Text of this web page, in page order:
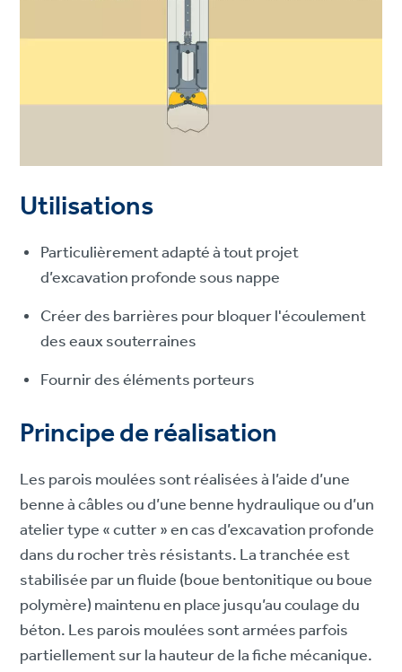
Utilisations
Particulièrement adapté à tout projet
d’excavation profonde sous nappe
Créer des barrières pour bloquer l'écoulement
des eaux souterraines
Fournir des éléments porteurs
Principe de réalisation
Les parois moulées sont réalisées à l’aide d’une
benne à câbles ou d’une benne hydraulique ou d’un
atelier type « cutter » en cas d’excavation profonde
dans du rocher très résistants. La tranchée est
stabilisée par un fluide (boue bentonitique ou boue
polymère) maintenu en place jusqu’au coulage du
béton. Les parois moulées sont armées parfois
partiellement sur la hauteur de la fiche mécanique.